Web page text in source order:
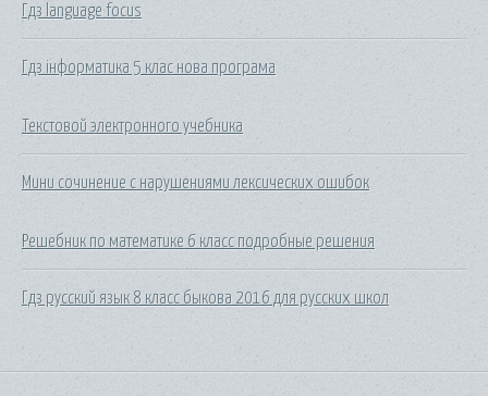
Гдз language focus
Гдз інформатика 5 клас нова програма
Текстовой электронного учебника
Мини сочинение с нарушениями лексических ошибок
Решебник по математике 6 класс подробные решения
Гдз русский язык 8 класс быкова 2016 для русских школ